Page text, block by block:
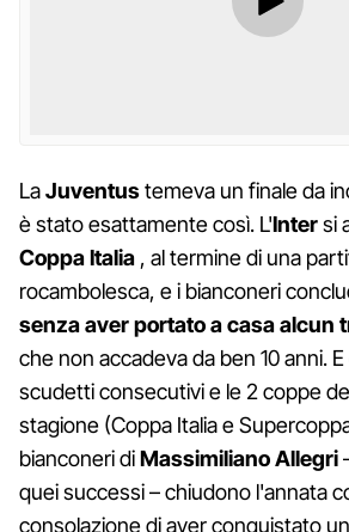
LaJuventustemeva un finale da
è stato esattamente così. L'Intersi
Coppa Italia , al termine di una
rocambolesca, e i bianconeri
senza aver portato a casa alcun
che non accadeva da ben 10 anni.
scudetti consecutivi e le 2 coppe
stagione (Coppa Italia e
bianconeri diMassimiliano Allegri
quei successi – chiudono l'annata
consolazione di aver conquistato